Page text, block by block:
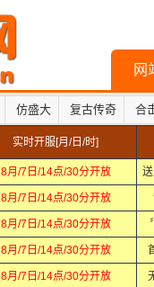
网
仿盛大 复古传奇 合
实时开服[月/日/时]
8月/7日/14点/30分开放
8月/7日/14点/30分开放
8月/7日/14点/30分开放
8月/7日/14点/30分开放
8月/7日/14点/30分开放